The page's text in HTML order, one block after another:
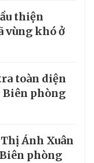
thiện
vùng khó ở
toàn diện
Biên phòng
Ánh Xuân
phòng